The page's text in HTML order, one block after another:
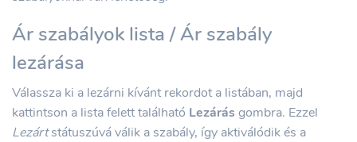
Ár szabályok lista / Ár szabály
lezárása
Válassza ki a lezárni kívánt rekordot a listában, majd
kattintson a lista felett található Lezárás gombra. Ezzel
Lezártstátuszúvá válik a szabály, így aktiválódik és a